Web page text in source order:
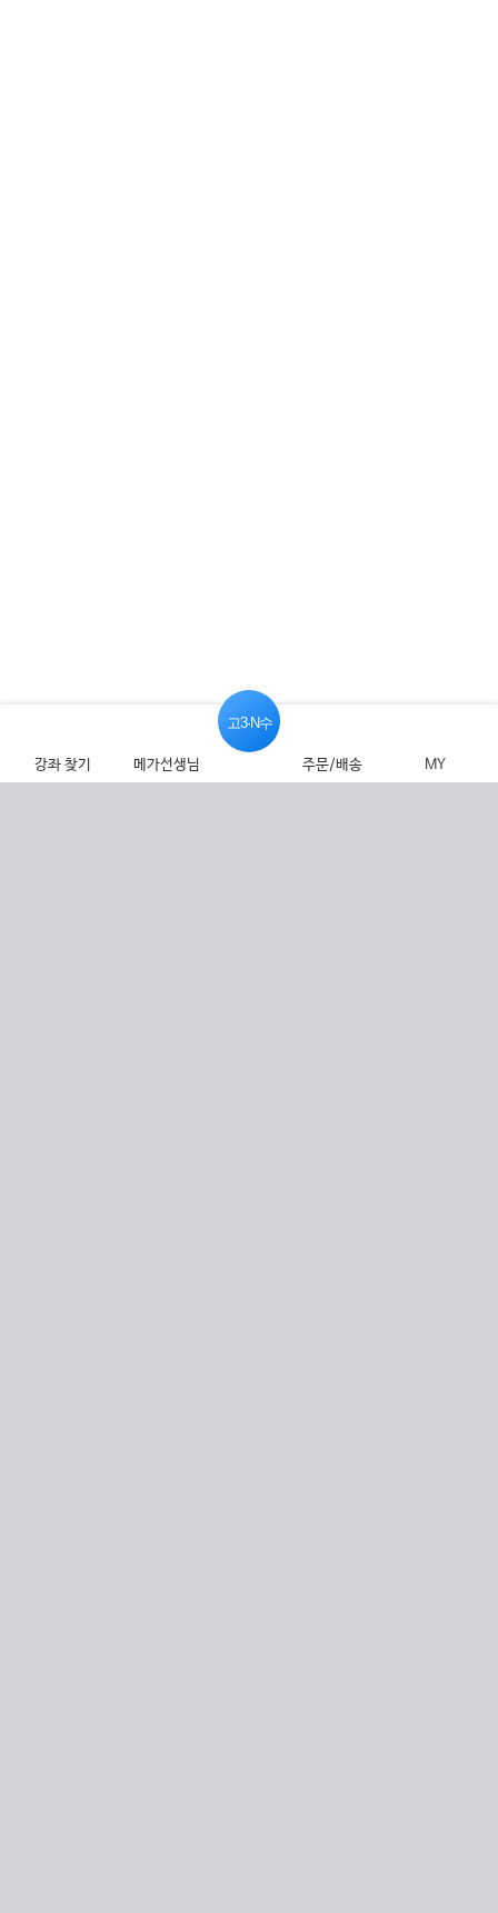
강좌 찾기 메가선생님 주문/배송 MY
고3·N수